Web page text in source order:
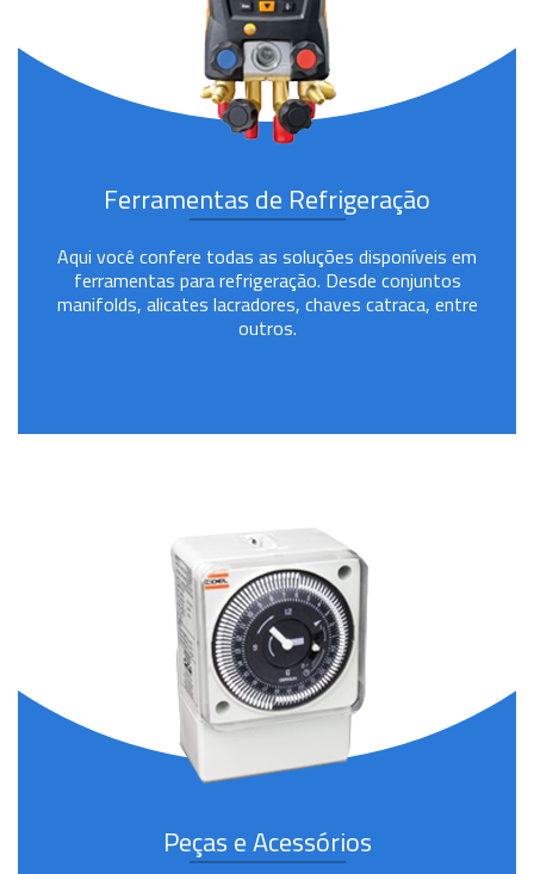
Ferramentas de Refrigeração
Aqui você confere todas as soluções disponíveis em
ferramentas para refrigeração. Desde conjuntos
manifolds, alicates lacradores, chaves catraca, entre
outros.
Peças e Acessórios